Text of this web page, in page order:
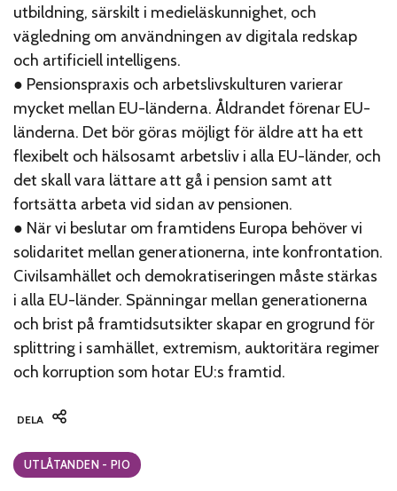
utbildning, särskilt i medieläskunnighet, och
vägledning om användningen av digitala redskap
och artificiell intelligens.
● Pensionspraxis och arbetslivskulturen varierar
mycket mellan EU-länderna. Åldrandet förenar EU-
länderna. Det bör göras möjligt för äldre att ha ett
flexibelt och hälsosamt arbetsliv i alla EU-länder, och
det skall vara lättare att gå i pension samt att
fortsätta arbeta vid sidan av pensionen.
● När vi beslutar om framtidens Europa behöver vi
solidaritet mellan generationerna, inte konfrontation.
Civilsamhället och demokratiseringen måste stärkas
i alla EU-länder. Spänningar mellan generationerna
och brist på framtidsutsikter skapar en grogrund för
splittring i samhället, extremism, auktoritära regimer
och korruption som hotar EU:s framtid.
DELA
Categories:
UTLÅTANDEN - PIO